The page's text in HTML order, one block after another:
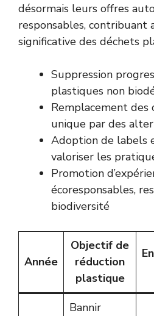
désormais leurs offres
responsables, contribuant
significative des déchets
Suppression
plastiques non
Remplacement des
unique par des
Adoption de labels
valoriser les
Promotion
écoresponsables,
biodiversité
Année
Objectif de
réduction
plastique
Bannir